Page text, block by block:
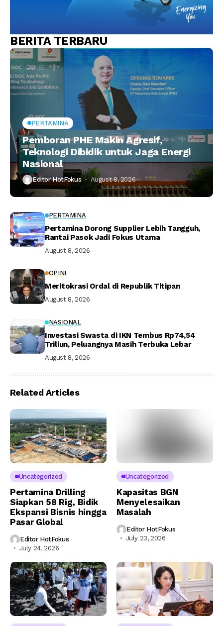
BERITA TERBARU
PERTAMINA
Pemboran PHE Makin Agresif,
Teknologi Dibidik untuk Jaga Energi
Nasional
Editor HotFokus August 8, 2026
PERTAMINA
Pertamina Dorong Supplier Lebih Tangguh,
Rantai Pasok Jadi Fokus Utama
August 8, 2026
OPINI
Meritokrasi Ordal di Republik Titipan
August 8, 2026
NASIONAL
Investasi Swasta di IKN Tembus Rp74,54
Triliun, Peluangnya Masih Terbuka Lebar
August 8, 2026
Related Articles
Uncategorized
Pertamina Drilling
Siapkan 58 Rig, Bidik
Ekspansi Bisnis hingga
Pasar Global
Editor HotFokus
July 24, 2026
Uncategorized
Kapasitas BGN
Menyelesaikan
Masalah
Editor HotFokus
July 23, 2026